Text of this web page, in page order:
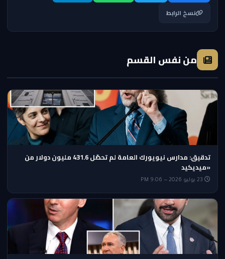
نسخ الرابط
من نفس القسم
تدقيق: مدارس نيويورك العامة لم تحصّل 431.6 مليون دولار من
«ميديكيد